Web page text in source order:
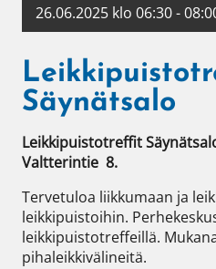
26.06.2025 klo 06:30 -
Säynätsalo
Leikkipuistotreffit
Valtterintie  8.
Tervetuloa liikkumaan ja
leikkipuistoihin.
leikkipuistotreffeillä.
pihaleikkivälineitä.